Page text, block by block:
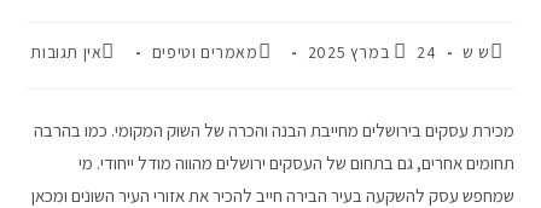
ש ש 24 במרץ 2025 מאמרים וטיפים אין תגובות
מכירת עסקים בירושלים מחייבת הבנה והכרה של השוק המקומי. כמו בהרבה
תחומים אחרים, גם בתחום של העסקים ירושלים מהווה מודל ייחודי. מי
שמחפש עסק להשקעה בעיר הבירה חייב להכיר את אזורי העיר השונים ומכאן